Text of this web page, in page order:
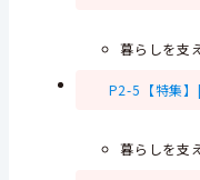
暮らしを支
P2-5【特集
暮らしを支